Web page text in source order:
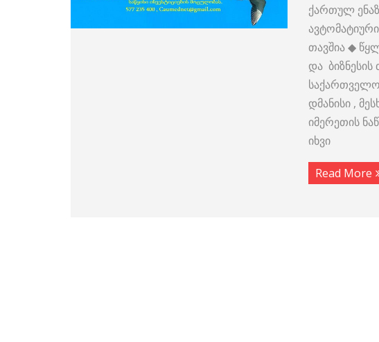
ქართულ
თავშია ◆
და
დმანისი ,
იმერეთის
იხვი
Read More